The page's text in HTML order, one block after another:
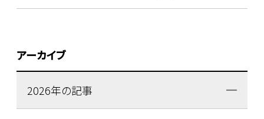
アーカイブ
2026年の記事